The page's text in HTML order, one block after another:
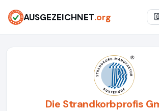
AUSGEZEICHNET.org
Die Strandkorbprofis